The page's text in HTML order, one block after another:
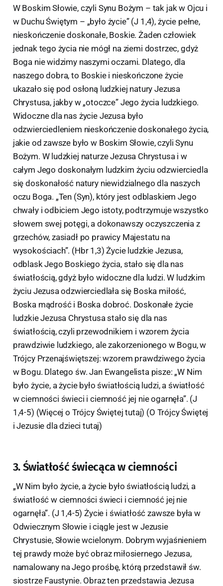
W Boskim Słowie, czyli Synu Bożym – tak jak w Ojcu i
w Duchu Świętym – „było życie” (J 1,4), życie pełne,
nieskończenie doskonałe, Boskie. Żaden człowiek
jednak tego życia nie mógł na ziemi dostrzec, gdyż
Boga nie widzimy naszymi oczami. Dlatego, dla
naszego dobra, to Boskie i nieskończone życie
ukazało się pod osłoną ludzkiej natury Jezusa
Chrystusa, jakby w „otoczce” Jego życia ludzkiego.
Widoczne dla nas życie Jezusa było
odzwierciedleniem nieskończenie doskonałego życia,
jakie od zawsze było w Boskim Słowie, czyli Synu
Bożym. W ludzkiej naturze Jezusa Chrystusa i w
całym Jego doskonałym ludzkim życiu odzwierciedla
się doskonałość natury niewidzialnego dla naszych
oczu Boga. „Ten (Syn), który jest odblaskiem Jego
chwały i odbiciem Jego istoty, podtrzymuje wszystko
słowem swej potęgi, a dokonawszy oczyszczenia z
grzechów, zasiadł po prawicy Majestatu na
wysokościach”. (Hbr 1,3) Życie ludzkie Jezusa,
odblask Jego Boskiego życia, stało się dla nas
światłością, gdyż było widoczne dla ludzi. W ludzkim
życiu Jezusa odzwierciedlała się Boska miłość,
Boska mądrość i Boska dobroć. Doskonałe życie
ludzkie Jezusa Chrystusa stało się dla nas
światłością, czyli przewodnikiem i wzorem życia
prawdziwie ludzkiego, ale zakorzenionego w Bogu, w
Trójcy Przenajświętszej: wzorem prawdziwego życia
w Bogu. Dlatego św. Jan Ewangelista pisze: „W Nim
było życie, a życie było światłością ludzi, a światłość
w ciemności świeci i ciemność jej nie ogarnęła”. (J
1,4-5) (Więcej o Trójcy Świętej tutaj) (O Trójcy Świętej
i Jezusie dla dzieci tutaj)
3. Światłość świecąca w ciemności
„W Nim było życie, a życie było światłością ludzi, a
światłość w ciemności świeci i ciemność jej nie
ogarnęła”. (J 1,4-5) Życie i światłość zawsze była w
Odwiecznym Słowie i ciągle jest w Jezusie
Chrystusie, Słowie wcielonym. Dobrym wyjaśnieniem
tej prawdy może być obraz miłosiernego Jezusa,
namalowany na Jego prośbę, którą przedstawił św.
siostrze Faustynie. Obraz ten przedstawia Jezusa